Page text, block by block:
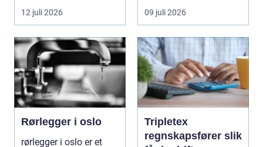
lokalsamfunn, sterk
tilkn...
12 juli 2026
minst mulig...
09 juli 2026
Rørlegger i oslo
rørlegger i oslo er et
Tripletex
regnskapsfører slik